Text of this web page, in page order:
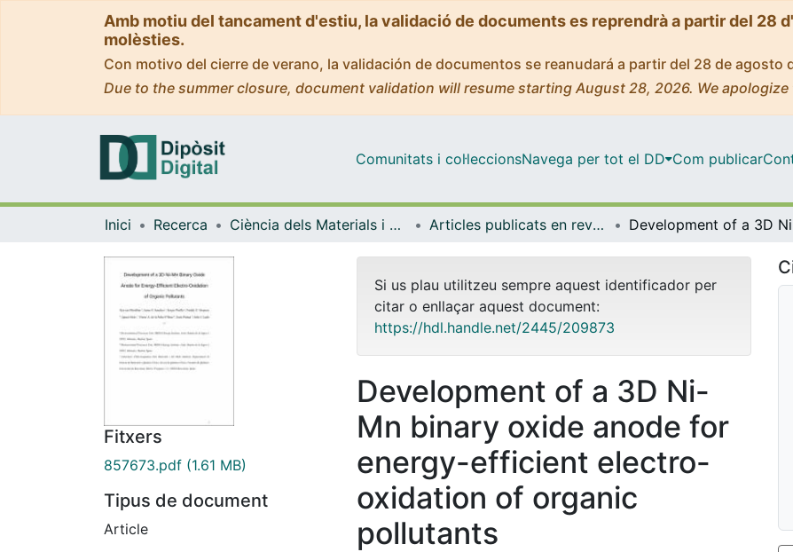
Amb motiu del tancament d'estiu, la validació de documents es reprendrà a partir del 28
molèsties.
Con motivo del cierre de verano, la validación de documentos se reanudará a partir del 28 de agosto
Due to the summer closure, document validation will resume starting August 28, 2026. We
Comunitats i col·leccionsNavega per tot el DD Com publicar
Inici Recerca Ciència dels Materials i Química Física Articles publicats en revistes (Ciència dels Materials i Química Física)
Fitxers
857673.pdf (1.61 MB)
Tipus de document
Article
Si us plau utilitzeu sempre aquest identificador per
citar o enllaçar aquest document:
https://hdl.handle.net/2445/209873
Development of a 3D Ni-
Mn binary oxide anode for
energy-efficient electro-
oxidation of organic
pollutants